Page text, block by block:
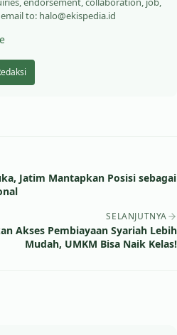
to: halo@ekispedia.id
Jatim Mantapkan Posisi sebagai
SELANJUTNYA
Akses Pembiayaan Syariah Lebih
Mudah, UMKM Bisa Naik Kelas!